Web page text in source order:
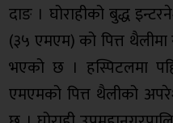
दाङ । घोराहीको बुद्ध
(३५ एमएम) को पित्त
भएको छ । हस्पिटलमा
एमएमको पित्त थैलीको